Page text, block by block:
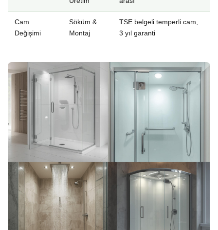
Cam
Değişimi
Söküm &
Montaj
TSE belgeli temperli cam,
3 yıl garanti